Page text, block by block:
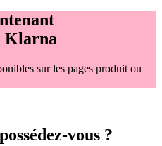
Klarna
sur les pages produit ou
vous ?